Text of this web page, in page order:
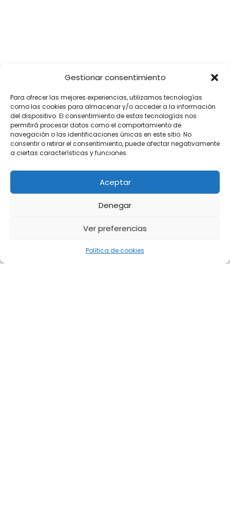
Gestionar consentimiento
Para ofrecer las mejores experiencias, utilizamos tecnologías
como las cookies para almacenar y/o acceder a la información
del dispositivo. El consentimiento de estas tecnologías nos
permitirá procesar datos como el comportamiento de
navegación o las identificaciones únicas en este sitio. No
consentir o retirar el consentimiento, puede afectar negativamente
a ciertas características y funciones.
Aceptar
Denegar
Ver preferencias
Política de cookies